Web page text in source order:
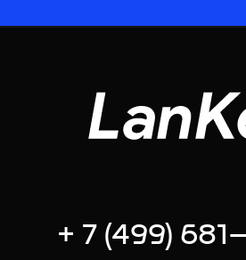
+ 7 (499)